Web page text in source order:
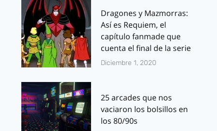
Dragones y Mazmorras:
Así es Requiem, el
capítulo fanmade que
cuenta el final de la serie
Diciembre 1, 2020
25 arcades que nos
vaciaron los bolsillos en
los 80/90s